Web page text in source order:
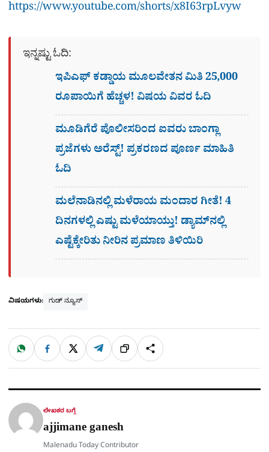
https://www.youtube.com/shorts/x8I63rpLvyw
ಇನ್ನಷ್ಟು ಓದಿ:
ಇಪಿಎಫ್ ಕಡ್ಡಾಯ ಮೂಲವೇತನ ಮಿತಿ 25,000
ರೂಪಾಯಿಗೆ ಹೆಚ್ಚಳ! ವಿಷಯ ವಿವರ ಓದಿ
ಮೂಡಿಗೆರೆ ಪೊಲೀಸರಿಂದ ಐವರು ಬಾಂಗ್ಲಾ
ಪ್ರಜೆಗಳು ಅರೆಸ್ಟ್! ಪ್ರಕರಣದ ಪೂರ್ಣ ಮಾಹಿತಿ
ಓದಿ
ಮಲೆನಾಡಿನಲ್ಲಿ ಮಳೆರಾಯ ಮಂದಾರ ಗೀತೆ! 4
ದಿನಗಳಲ್ಲಿ ಎಷ್ಟು ಮಳೆಯಾಯ್ತು! ಡ್ಯಾಮ್​ನಲ್ಲಿ
ಎಷ್ಟೆಕ್ಕೇರಿತು ನೀರಿನ ಪ್ರಮಾಣ ತಿಳಿಯಿರಿ
ವಿಷಯಗಳು: ಗುಡ್ ನ್ಯೂಸ್
ಹಂಚಿಕೊಳ್ಳಿ
W
a
t
p
p
F
c
e
o
k
X T
l
e
a
m
ಲಿಂ
ಕ್
S
h
a
ಲೇಖಕರ ಬಗ್ಗೆ
ajjimane ganesh
Malenadu Today Contributor